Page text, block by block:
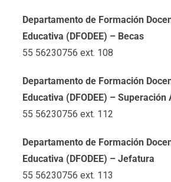
Departamento de Formación
Educativa (DFODEE) – Becas
55 56230756 ext. 108
Departamento de Formación
Educativa (DFODEE) – Superación
55 56230756 ext. 112
Departamento de Formación
Educativa (DFODEE) – Jefatura
55 56230756 ext. 113